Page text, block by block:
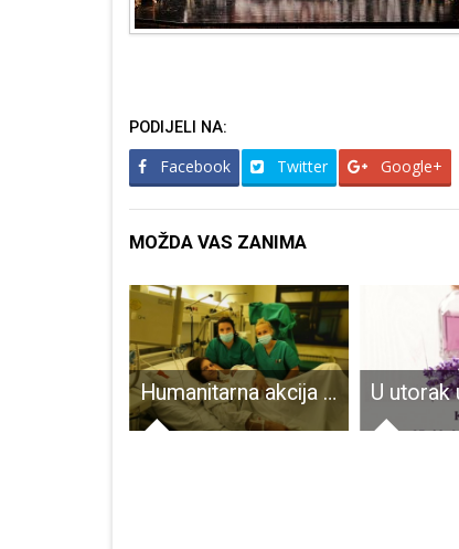
PODIJELI NA:
Facebook Twitter Google+
MOŽDA VAS ZANIMA
Humanitarna akcija Rotary kluba Gospić „Rodi s osmjehom „